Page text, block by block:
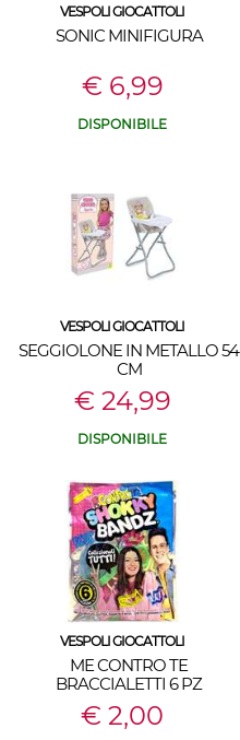
VESPOLI GIOCATTOLI
SONIC MINIFIGURA
€ 6,99
DISPONIBILE
VESPOLI GIOCATTOLI
SEGGIOLONE IN METALLO 54
CM
€ 24,99
DISPONIBILE
VESPOLI GIOCATTOLI
ME CONTRO TE
BRACCIALETTI 6 PZ
€ 2,00